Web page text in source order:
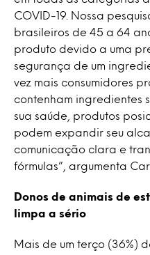
COVID-19. Nossa
brasileiros de 45 a 64
produto devido a uma
segurança de um
vez mais consumidores
contenham ingredientes
sua saúde, produtos
podem expandir seu
comunicação clara e
fórmulas”, argumenta
Donos de animais de
limpa a sério
Mais de um terço (36%)